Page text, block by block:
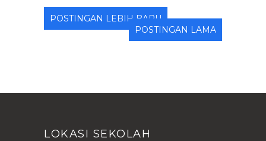
POSTINGAN LEBIH BARU
POSTINGAN LAMA
LOKASI SEKOLAH